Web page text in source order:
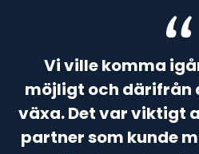
Vi ville komma
möjligt och därifrån
växa. Det var viktigt
partner som kunde